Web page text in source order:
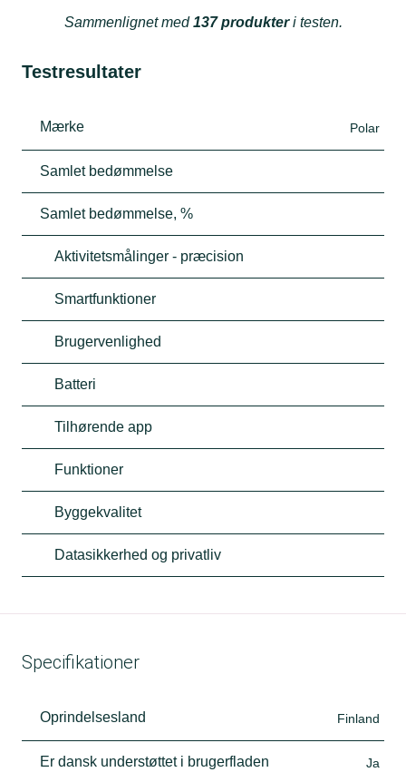
Sammenlignet med137 produkteri testen.
Testresultater
Mærke Polar
Samlet bedømmelse
Samlet bedømmelse, %
Aktivitetsmålinger - præcision
Smartfunktioner
Brugervenlighed
Batteri
Tilhørende app
Funktioner
Byggekvalitet
Datasikkerhed og privatliv
Specifikationer
Oprindelsesland Finland
Er dansk understøttet i brugerfladen Ja